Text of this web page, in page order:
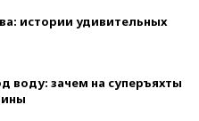
истории удивительных
воду: зачем на суперъяхты